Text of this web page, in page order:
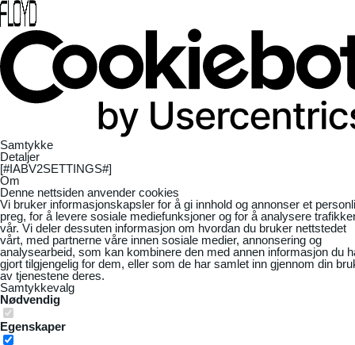
Samtykke
Detaljer
[#IABV2SETTINGS#]
Om
Denne nettsiden anvender cookies
Vi bruker informasjonskapsler for å gi innhold og annonser et
preg, for å levere sosiale mediefunksjoner og for å analysere
vår. Vi deler dessuten informasjon om hvordan du bruker nettstedet
vårt, med partnerne våre innen sosiale medier, annonsering og
analysearbeid, som kan kombinere den med annen informasjon du
gjort tilgjengelig for dem, eller som de har samlet inn gjennom din
av tjenestene deres.
Samtykkevalg
Nødvendig
Egenskaper